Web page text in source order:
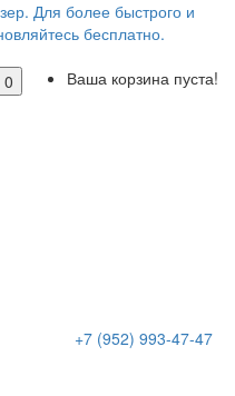
0
Ваша корзина пуста!
+7 (952) 993-47-47